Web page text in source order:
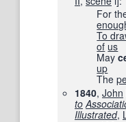
For
To
of us
May
up
The
1840, John
to
Illustrated,